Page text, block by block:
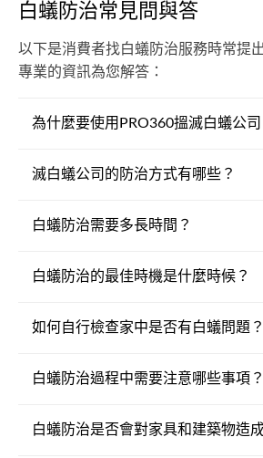
白蟻防治常見問與答
以下是消費者找白蟻防治服務時常提
專業的資訊為您解答：
為什麼要使用PRO360搵滅白蟻公司
滅白蟻公司的防治方式有哪些？
白蟻防治需要多長時間？
白蟻防治的最佳時機是什麼時候？
如何自行檢查家中是否有白蟻問題？
白蟻防治過程中需要注意哪些事項？
白蟻防治是否會對家具和建築物造